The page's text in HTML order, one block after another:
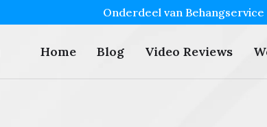
Onderdeel van
Home Blog Video Reviews